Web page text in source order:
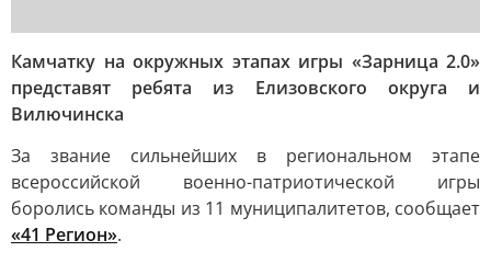
Камчатку на окружных этапах игры «Зарница 2.0»
представят ребята из Елизовского округа и
Вилючинска
За звание сильнейших в региональном этапе
всероссийской военно-патриотической игры
боролись команды из 11 муниципалитетов, сообщает
«41 Регион».